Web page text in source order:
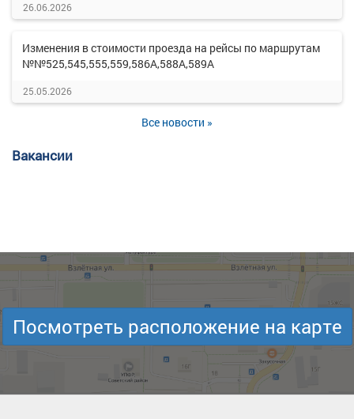
26.06.2026
Изменения в стоимости проезда на рейсы по маршрутам
№№525,545,555,559,586А,588А,589А
25.05.2026
Все новости »
Вакансии
Посмотреть расположение на карте